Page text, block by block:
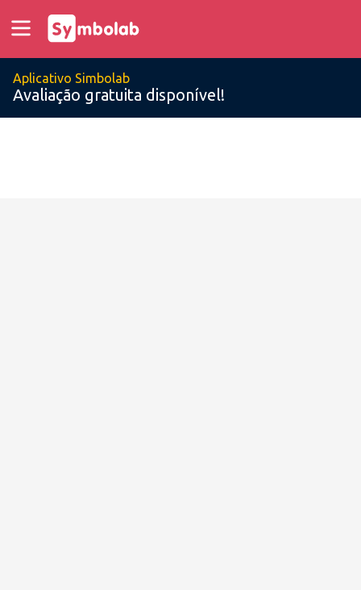
Aplicativo Simbolab
Avaliação gratuita disponível!